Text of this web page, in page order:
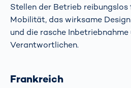
Stellen der Betrieb
Mobilität, das wirksame
und die rasche
Verantwortlichen.
Frankreich